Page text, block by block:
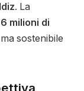
. La
6 milioni di
sostenibile